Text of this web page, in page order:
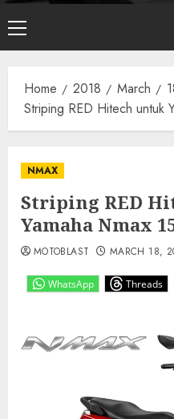
Primary
Menu
Home 2018 March
Striping RED Hitech untuk
NMAX
Striping RED
Yamaha Nmax
WhatsApp Threads
MOTOBLAST MARCH 18,